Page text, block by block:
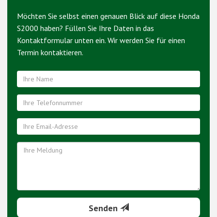
Möchten Sie selbst einen genauen Blick auf diese Honda
S2000 haben? Füllen Sie Ihre Daten in das
Kontaktformular unten ein. Wir werden Sie für einen
Termin kontaktieren.
Senden